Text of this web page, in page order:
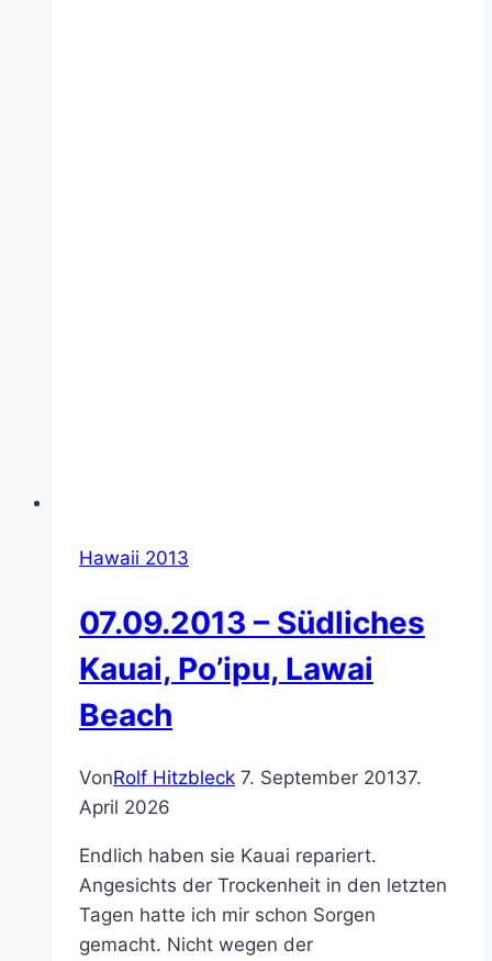
Hawaii 2013
07.09.2013 – Südliches
Kauai, Po’ipu, Lawai
Beach
VonRolf Hitzbleck 7. September 20137.
April 2026
Endlich haben sie Kauai repariert.
Angesichts der Trockenheit in den letzten
Tagen hatte ich mir schon Sorgen
gemacht. Nicht wegen der